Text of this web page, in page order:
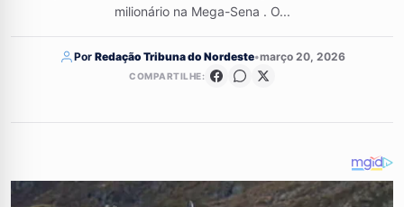
milionário na Mega-Sena . O...
Por Redação Tribuna do Nordeste•março 20, 2026
COMPARTILHE: